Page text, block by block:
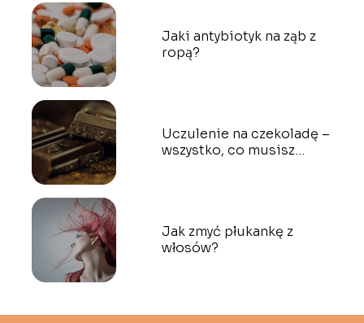
Jaki antybiotyk na ząb z
ropą?
Uczulenie na czekoladę –
wszystko, co musisz
Jak zmyć płukankę z
włosów?